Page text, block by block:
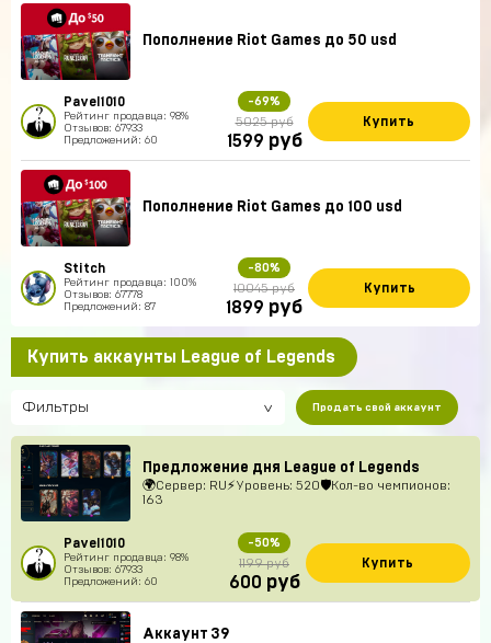
Пополнение Riot Games до 50 usd
Pavel1010
Рейтинг продавца: 98%
Отзывов: 67933
Предложений: 60
-69%
5025 руб
1599 руб
Купить
Пополнение Riot Games до 100 usd
Stitch
Рейтинг продавца: 100%
Отзывов: 67778
Предложений: 87
-80%
10045 руб
1899 руб
Купить
Купить аккаунты League of Legends
Фильтры Продать свой аккаунт
Предложение дня League of Legends
🌍Сервер: RU⚡Уровень: 520🛡Кол-во чемпионов:
163
Pavel1010
Рейтинг продавца: 98%
Отзывов: 67933
Предложений: 60
-50%
1199 руб
600 руб
Купить
Аккаунт 39